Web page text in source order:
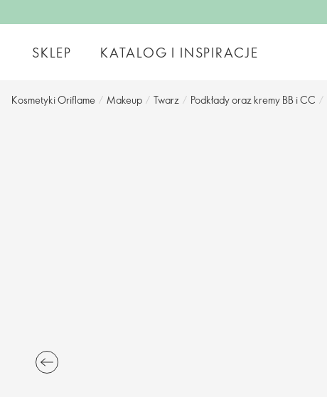
SKLEP KATALOG I INSPIRACJE
Kosmetyki Oriflame / Makeup / Twarz / Podkłady oraz kremy BB i CC /